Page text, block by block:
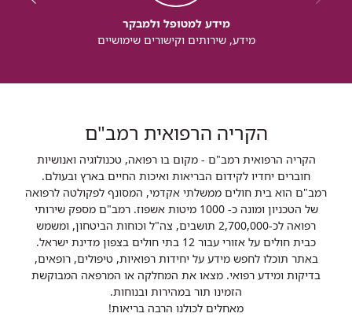
מידע למטופל ולמבקר
מידע, שירותים וקישורים שימושיים
הקריה הרפואית רמב"ם
הקריה הרפואית רמב"ם - מקום בו רפואה, טכנולוגיה ואנושיות
חוברים יחדיו לקידום הבריאות ואיכות החיים בארץ ובעולם.
רמב"ם הוא בית חולים ממשלתי אקדמי, המסונף לפקולטה לרפואה
של הטכניון ומונה כ- 1000 מיטות אשפוז. רמב"ם מספק שירותי
רפואה לכ-2,700,000 תושבים, צה"ל וכוחות הביטחון, ומשמש
כבית חולים על אזורי עבור 12 בתי חולים בצפון מדינת ישראל.
באתר תוכלו לחפש מידע על יחידות רפואיות, טיפולים, רופאים,
בדיקות ומידע רפואי. מצאו את המחלקה או המרפאה המבוקשת
הזמינו תור במהירות ובנוחות.
מאחלים לכולנו הרבה בריאות!